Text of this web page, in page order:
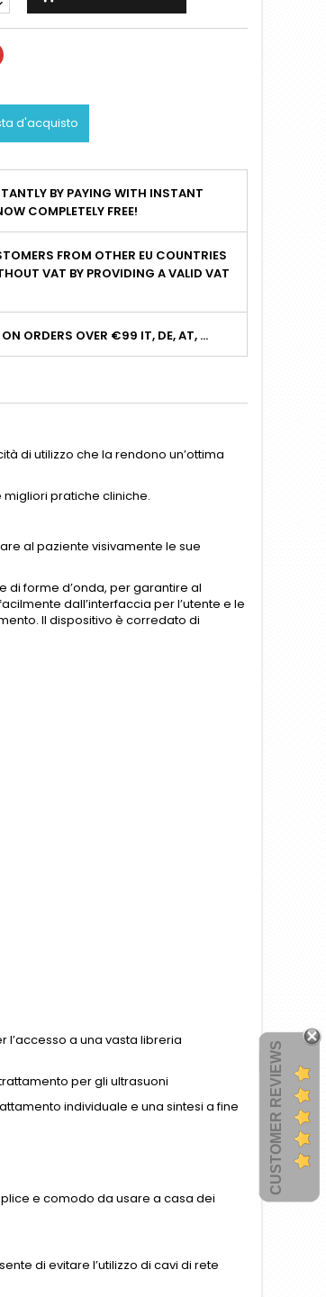
d'acquisto
BY PAYING WITH INSTANT
COMPLETELY FREE!
FROM OTHER EU COUNTRIES
VAT BY PROVIDING A VALID VAT
ON ORDERS OVER €99 IT, DE, AT, ...
di utilizzo che la rendono un’ottima
pratiche cliniche.
al paziente visivamente le sue
di forme d’onda, per garantire al
dall’interfaccia per l’utente e le
Il dispositivo è corredato di
l’accesso a una vasta libreria
per gli ultrasuoni
individuale e una sintesi a fine
e comodo da usare a casa dei
di evitare l’utilizzo di cavi di rete
CUSTOMER REVIEWS